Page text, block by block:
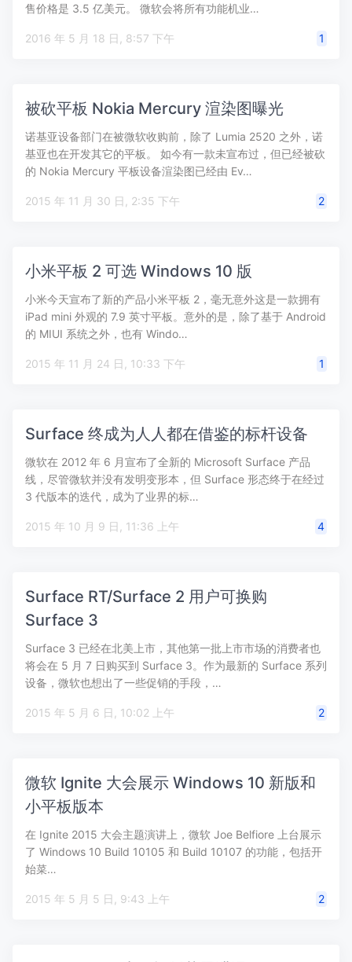
售价格是 3.5 亿美元。 微软会将所有功能机业…
2016 年 5 月 18 日, 8:57 下午 1
被砍平板 Nokia Mercury 渲染图曝光
诺基亚设备部门在被微软收购前，除了 Lumia 2520 之外，诺
基亚也在开发其它的平板。 如今有一款未宣布过，但已经被砍
的 Nokia Mercury 平板设备渲染图已经由 Ev…
2015 年 11 月 30 日, 2:35 下午 2
小米平板 2 可选 Windows 10 版
小米今天宣布了新的产品小米平板 2，毫无意外这是一款拥有
iPad mini 外观的 7.9 英寸平板。意外的是，除了基于 Android
的 MIUI 系统之外，也有 Windo…
2015 年 11 月 24 日, 10:33 下午 1
Surface 终成为人人都在借鉴的标杆设备
微软在 2012 年 6 月宣布了全新的 Microsoft Surface 产品
线，尽管微软并没有发明变形本，但 Surface 形态终于在经过
3 代版本的迭代，成为了业界的标…
2015 年 10 月 9 日, 11:36 上午 4
Surface RT/Surface 2 用户可换购
Surface 3
Surface 3 已经在北美上市，其他第一批上市市场的消费者也
将会在 5 月 7 日购买到 Surface 3。作为最新的 Surface 系列
设备，微软也想出了一些促销的手段，…
2015 年 5 月 6 日, 10:02 上午 2
微软 Ignite 大会展示 Windows 10 新版和
小平板版本
在 Ignite 2015 大会主题演讲上，微软 Joe Belfiore 上台展示
了 Windows 10 Build 10105 和 Build 10107 的功能，包括开
始菜…
2015 年 5 月 5 日, 9:43 上午 2